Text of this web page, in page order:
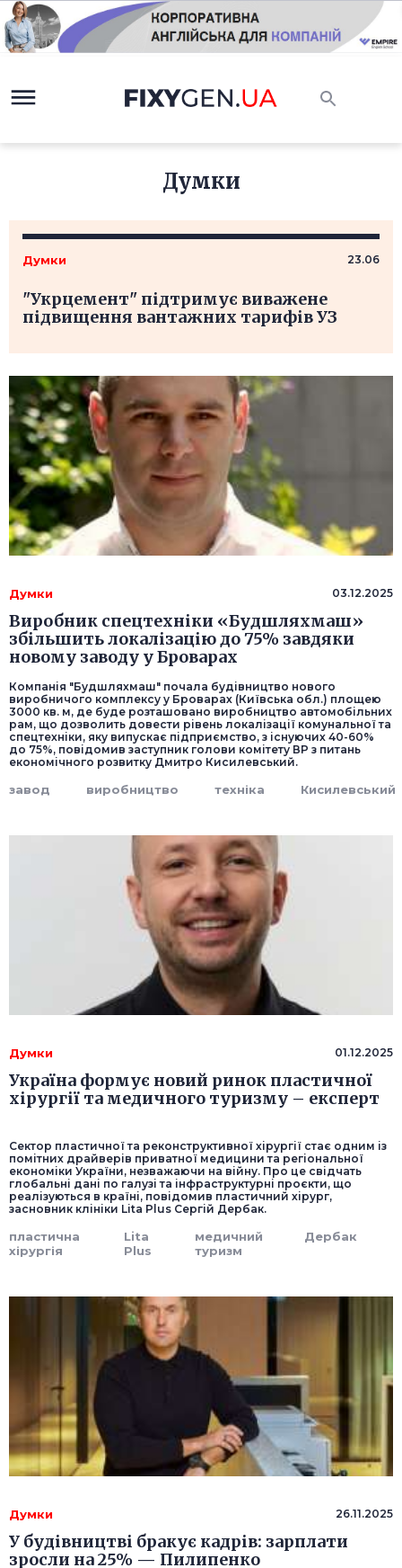
Думки
Думки 23.06
"Укрцемент" підтримує виважене
підвищення вантажних тарифів УЗ
Думки 03.12.2025
Виробник спецтехніки «Будшляхмаш»
збільшить локалізацію до 75% завдяки
новому заводу у Броварах
Компанія "Будшляхмаш" почала будівництво нового
виробничого комплексу у Броварах (Київська обл.) площею
3000 кв. м, де буде розташовано виробництво автомобільних
рам, що дозволить довести рівень локалізації комунальної та
спецтехніки, яку випускає підприємство, з існуючих 40-60%
до 75%, повідомив заступник голови комітету ВР з питань
економічного розвитку Дмитро Кисилевський.
завод виробництво техніка Кисилевський
Думки 01.12.2025
Україна формує новий ринок пластичної
хірургії та медичного туризму – експерт
Сектор пластичної та реконструктивної хірургії стає одним із
помітних драйверів приватної медицини та регіональної
економіки України, незважаючи на війну. Про це свідчать
глобальні дані по галузі та інфраструктурні проєкти, що
реалізуються в країні, повідомив пластичний хірург,
засновник клініки Lita Plus Сергій Дербак.
пластична
хірургія
Lita
Plus
медичний
туризм
Дербак
Думки 26.11.2025
У будівництві бракує кадрів: зарплати
зросли на 25% — Пилипенко